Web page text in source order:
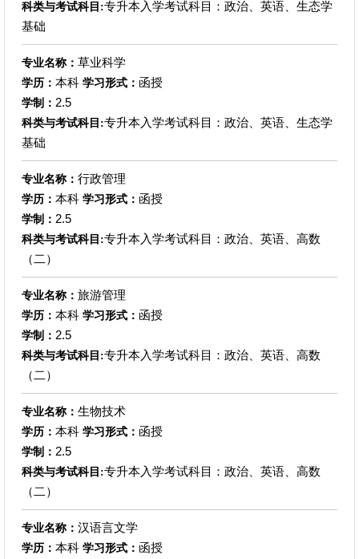
科类与考试科目:专升本入学考试科目：政治、英语、生态学
基础
专业名称： 草业科学
学历： 本科 学习形式： 函授
学制： 2.5
科类与考试科目:专升本入学考试科目：政治、英语、生态学
基础
专业名称： 行政管理
学历： 本科 学习形式： 函授
学制： 2.5
科类与考试科目:专升本入学考试科目：政治、英语、高数
（二）
专业名称： 旅游管理
学历： 本科 学习形式： 函授
学制： 2.5
科类与考试科目:专升本入学考试科目：政治、英语、高数
（二）
专业名称： 生物技术
学历： 本科 学习形式： 函授
学制： 2.5
科类与考试科目:专升本入学考试科目：政治、英语、高数
（二）
专业名称： 汉语言文学
学历： 本科 学习形式： 函授